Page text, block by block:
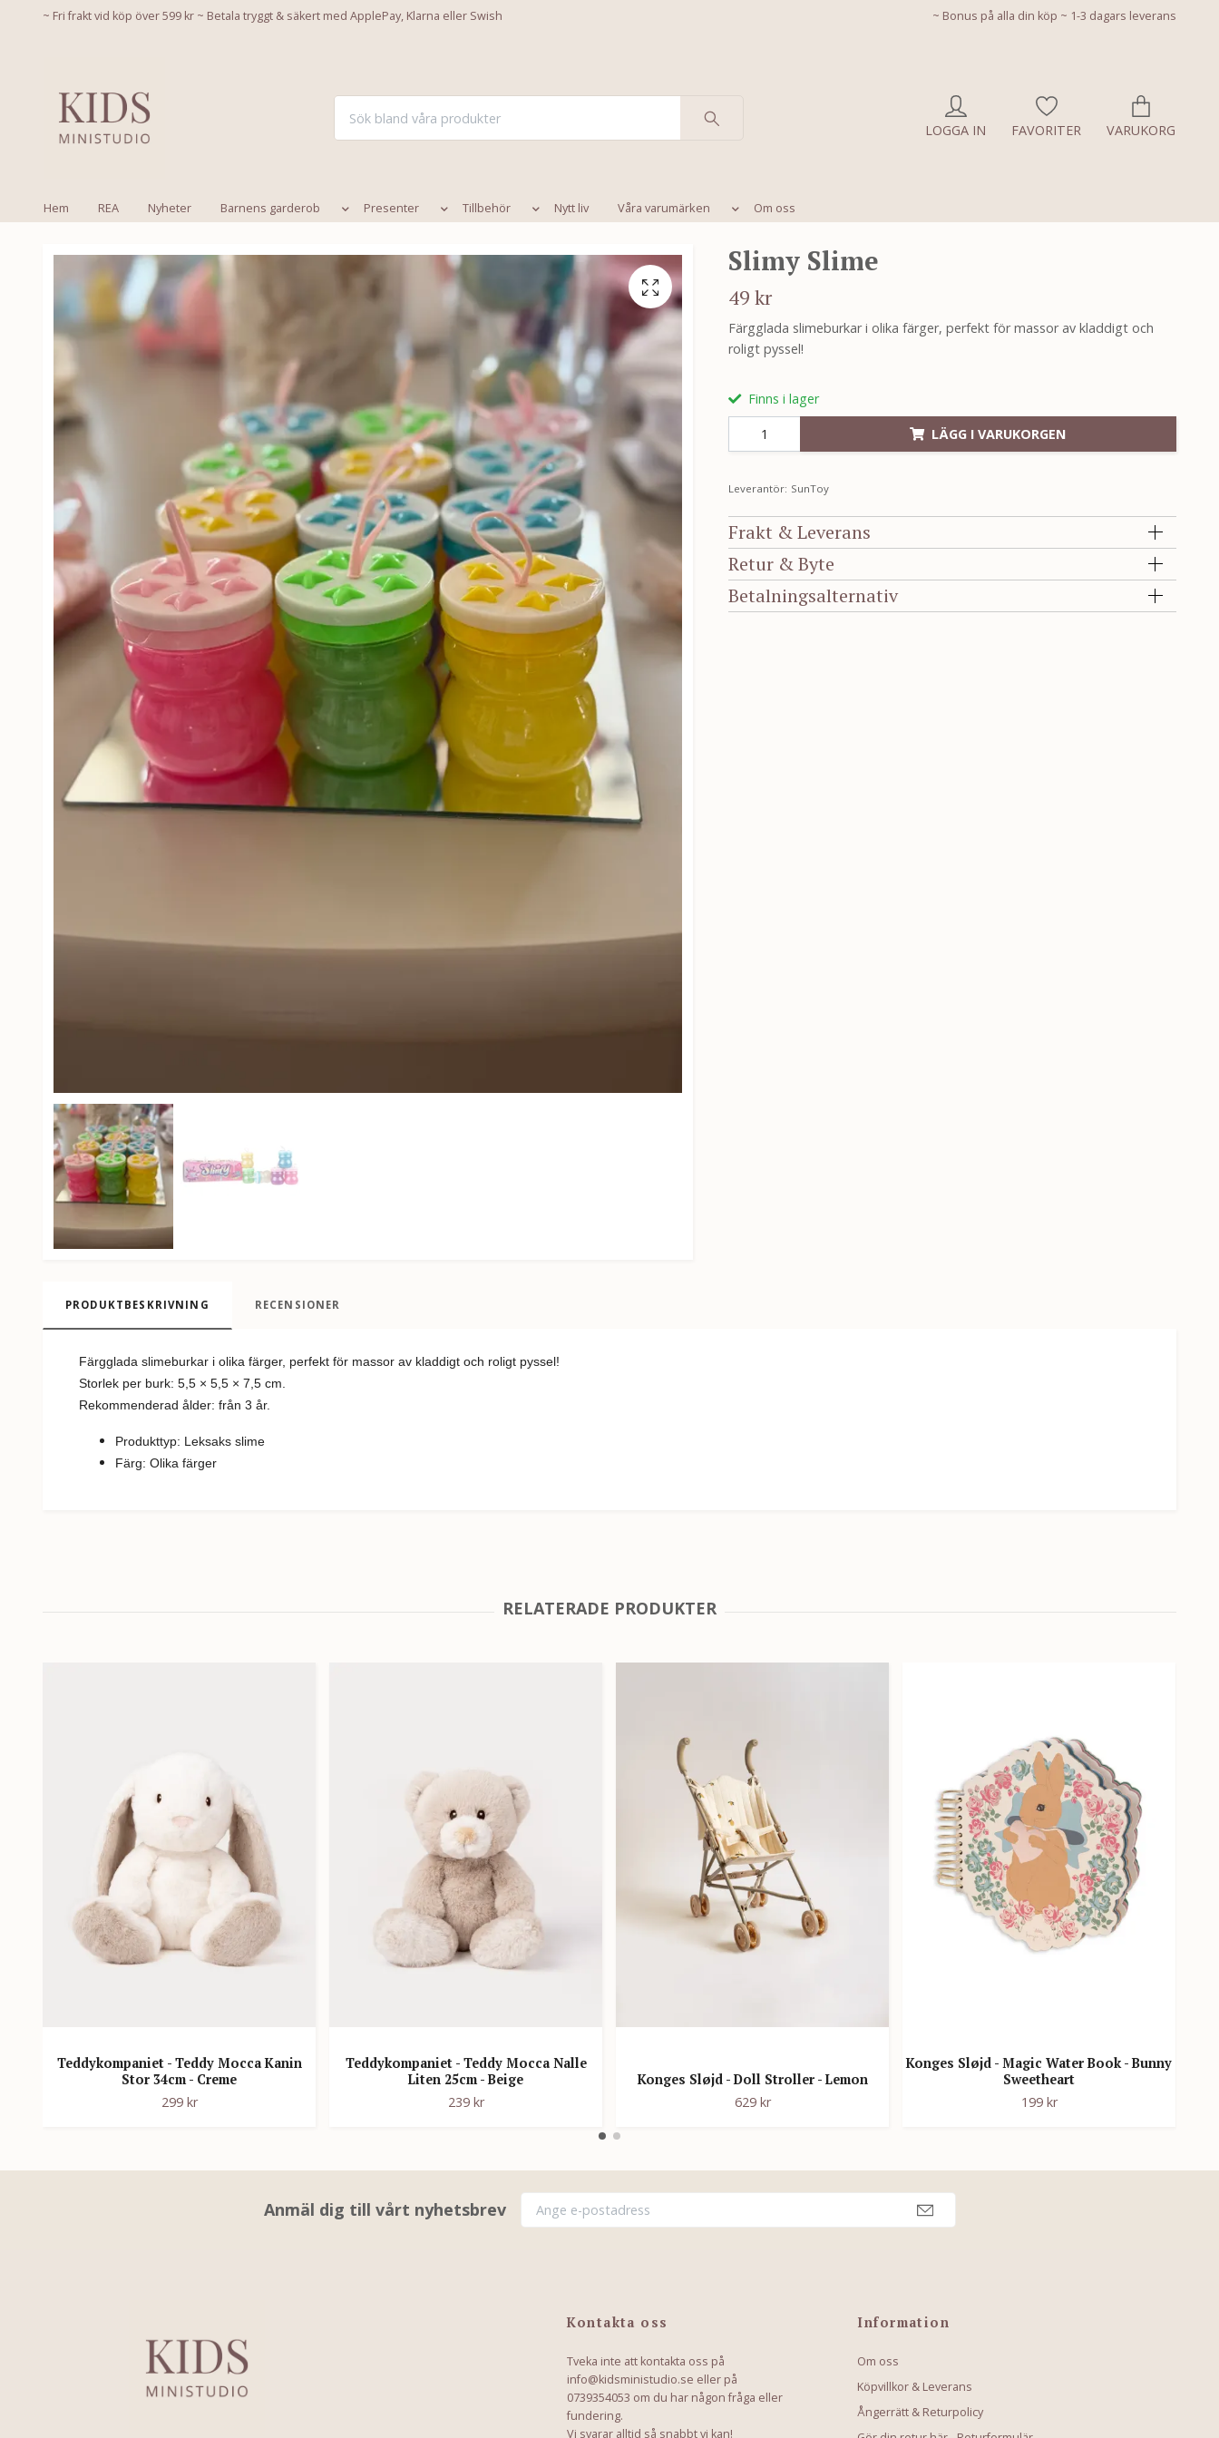
~ Fri frakt vid köp över 599 kr ~ Betala tryggt & säkert med ApplePay, Klarna eller Swish ~ Bonus på alla din köp ~ 1-3 dagars leverans
LOGGA IN FAVORITER VARUKORG
Hem REA Nyheter Barnens garderob Presenter Tillbehör Nytt liv Våra varumärken Om oss
Slimy Slime
49 kr
Färgglada slimeburkar i olika färger, perfekt för massor av kladdigt och
roligt pyssel!
Finns i lager
LÄGG I VARUKORGEN
Leverantör: SunToy
Frakt & Leverans
Retur & Byte
Betalningsalternativ
PRODUKTBESKRIVNING RECENSIONER
Färgglada slimeburkar i olika färger, perfekt för massor av kladdigt och roligt pyssel!
Storlek per burk: 5,5 × 5,5 × 7,5 cm.
Rekommenderad ålder: från 3 år.
Produkttyp: Leksaks slime
Färg: Olika färger
Teddykompaniet - Teddy Mocca Kanin
Stor 34cm - Creme
299 kr
Teddykompaniet - Teddy Mocca Nalle
Liten 25cm - Beige
239 kr
Konges Sløjd - Doll Stroller - Lemon
629 kr
Konges Sløjd - Magic Water Book - Bunny
Sweetheart
199 kr
Anmäl dig till vårt nyhetsbrev
Kontakta oss
Tveka inte att kontakta oss på
info@kidsministudio.se eller på
0739354053 om du har någon fråga eller
fundering.
Vi svarar alltid så snabbt vi kan!
Information
Om oss
Köpvillkor & Leverans
Ångerrätt & Returpolicy